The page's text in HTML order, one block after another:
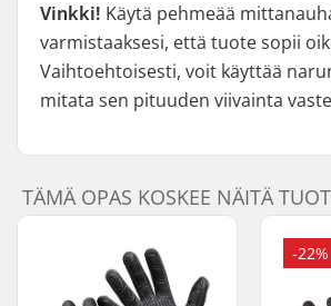
Vinkki! Käytä pehmeää
varmistaaksesi, että tuote sopii
Vaihtoehtoisesti, voit käyttää
mitata sen pituuden viivainta
TÄMÄ OPAS KOSKEE NÄITÄ
-22%